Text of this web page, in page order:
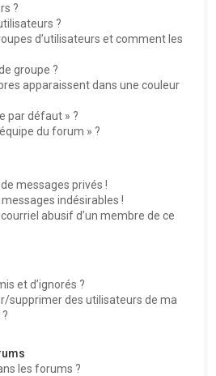
?
?
d’utilisateurs et comment les
groupe ?
apparaissent dans une couleur
par défaut » ?
du forum » ?
messages privés !
indésirables !
abusif d’un membre de ce
et d’ignorés ?
supprimer des utilisateurs de ma
les forums ?